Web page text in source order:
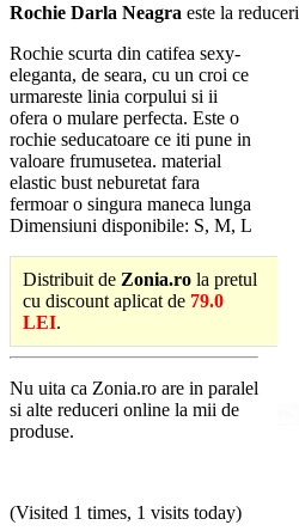
Rochie Darla Neagra este la reduceri
Rochie scurta din catifea sexy-
eleganta, de seara, cu un croi ce
urmareste linia corpului si ii
ofera o mulare perfecta. Este o
rochie seducatoare ce iti pune in
valoare frumusetea. material
elastic bust neburetat fara
fermoar o singura maneca lunga
Dimensiuni disponibile: S, M, L
Distribuit de Zonia.ro la pretul
cu discount aplicat de 79.0
LEI.
Nu uita ca Zonia.ro are in paralel
si alte reduceri online la mii de
produse.
(Visited 1 times, 1 visits today)